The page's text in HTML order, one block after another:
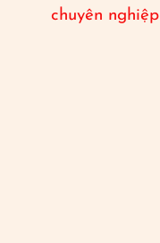
chuyên nghiệp